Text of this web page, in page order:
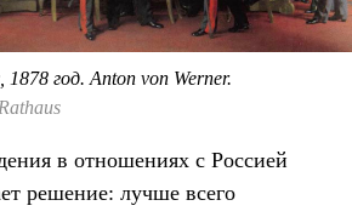
1878 год. Anton von Werner.
в отношениях с Россией
решение: лучше всего